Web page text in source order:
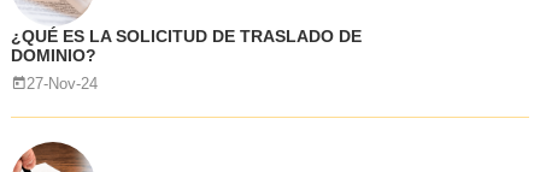
¿QUÉ ES LA SOLICITUD DE TRASLADO DE
DOMINIO?
27-Nov-24